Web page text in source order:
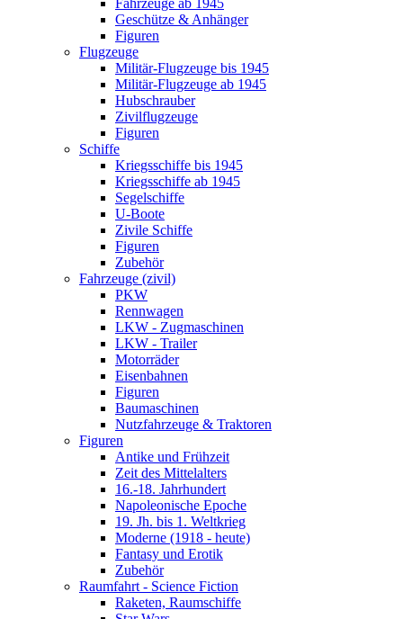
Fahrzeuge ab 1945
Geschütze & Anhänger
Figuren
Flugzeuge
Militär-Flugzeuge bis 1945
Militär-Flugzeuge ab 1945
Hubschrauber
Zivilflugzeuge
Figuren
Schiffe
Kriegsschiffe bis 1945
Kriegsschiffe ab 1945
Segelschiffe
U-Boote
Zivile Schiffe
Figuren
Zubehör
Fahrzeuge (zivil)
PKW
Rennwagen
LKW - Zugmaschinen
LKW - Trailer
Motorräder
Eisenbahnen
Figuren
Baumaschinen
Nutzfahrzeuge & Traktoren
Figuren
Antike und Frühzeit
Zeit des Mittelalters
16.-18. Jahrhundert
Napoleonische Epoche
19. Jh. bis 1. Weltkrieg
Moderne (1918 - heute)
Fantasy und Erotik
Zubehör
Raumfahrt - Science Fiction
Raketen, Raumschiffe